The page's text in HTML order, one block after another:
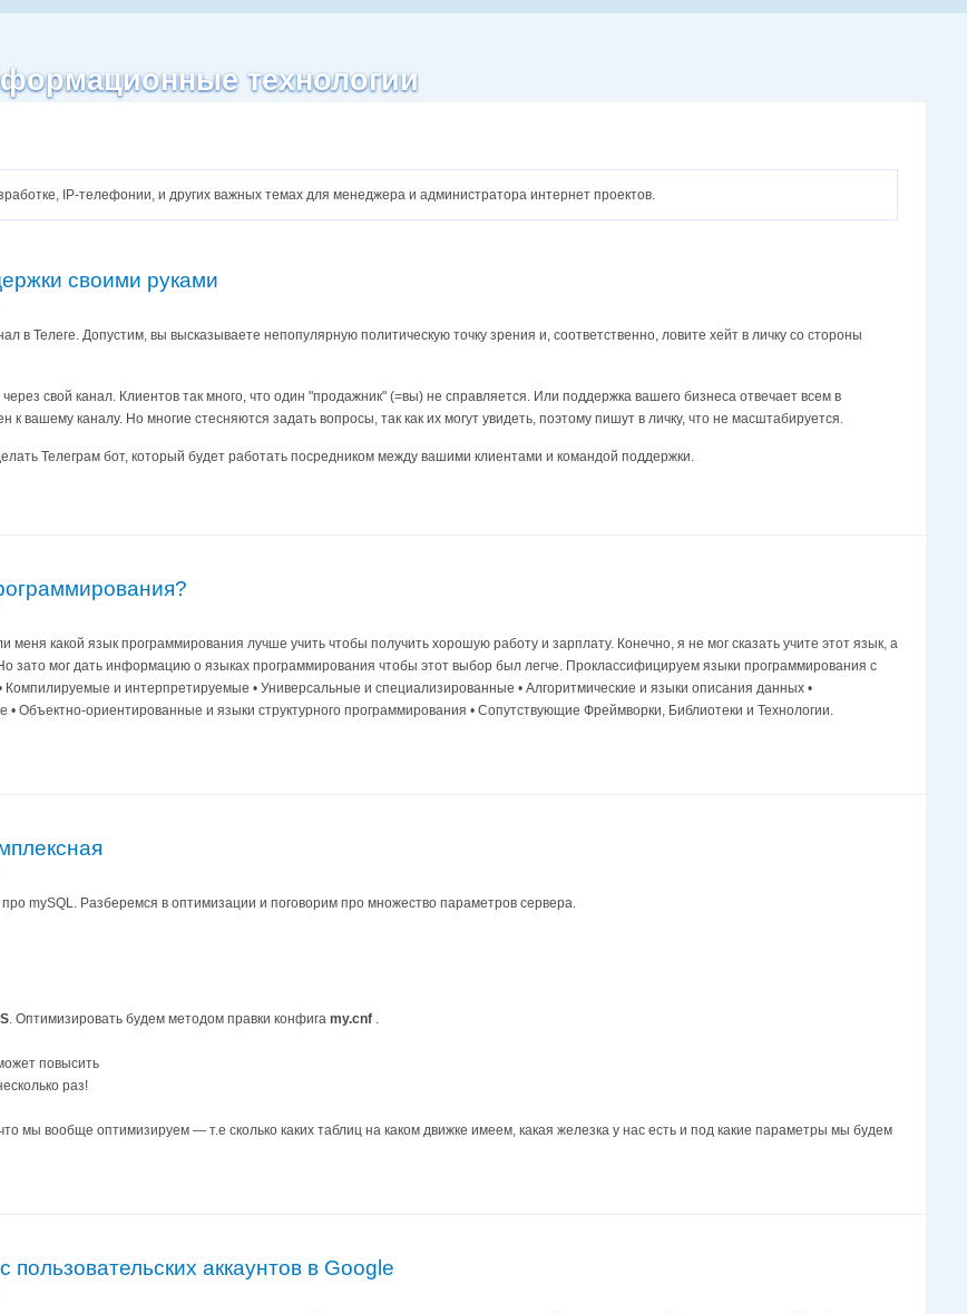
технологии
IP-телефонии, и других важных темах для менеджера и администратора интернет проектов.
своими руками
в Телеге. Допустим, вы высказываете непопулярную политическую точку зрения и, соответственно, ловите хейт в личку со стороны
свой канал. Клиентов так много, что один "продажник" (=вы) не справляется. Или поддержка вашего бизнеса отвечает всем в
к вашему каналу. Но многие стесняются задать вопросы, так как их могут увидеть, поэтому пишут в личку, что не масштабируется.
Телеграм бот, который будет работать посредником между вашими клиентами и командой поддержки.
какой язык программирования лучше учить чтобы получить хорошую работу и зарплату. Конечно, я не мог сказать учите этот язык, а
зато мог дать информацию о языках программирования чтобы этот выбор был легче. Проклассифицируем языки программирования с
и интерпретируемые • Универсальные и специализированные • Алгоритмические и языки описания данных •
• Объектно-ориентированные и языки структурного программирования • Сопутствующие Фреймворки, Библиотеки и Технологии.
mySQL. Разберемся в оптимизации и поговорим про множество параметров сервера.
​. Оптимизировать будем методом правки конфига ​ my.cnf​ .
повысить
раз!
мы вообще оптимизируем — т.е сколько каких таблиц на каком движке имеем, какая железка у нас есть и под какие параметры мы будем
пользовательских аккаунтов в Google